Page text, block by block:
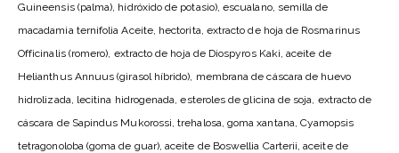
Guineensis (palma), hidróxido de potasio), escualano, semilla de
macadamia ternifolia Aceite, hectorita, extracto de hoja de Rosmarinus
Officinalis (romero), extracto de hoja de Diospyros Kaki, aceite de
Helianthus Annuus (girasol híbrido), membrana de cáscara de huevo
hidrolizada, lecitina hidrogenada, esteroles de glicina de soja, extracto de
cáscara de Sapindus Mukorossi, trehalosa, goma xantana, Cyamopsis
tetragonoloba (goma de guar), aceite de Boswellia Carterii, aceite de